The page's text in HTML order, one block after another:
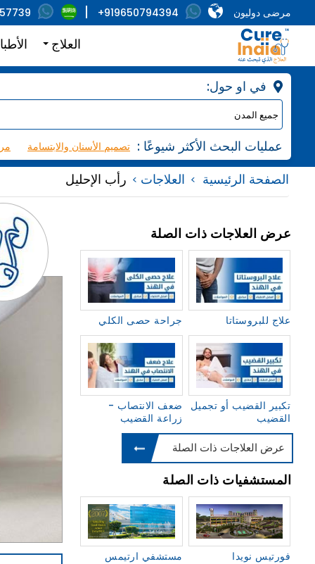
مرضى دوليون +919650794394
العلاج
: عمليات البحث الأكثر شيوعًا تصميم الأسنان والابتسامة
الصفحة الرئيسية العلاجات رأب الإحليل
عرض العلاجات ذات الصلة
جراحة حصى الكلي علاج للبروستاتا
ضعف الانتصاب -
زراعة القضيب
تكبير القضيب أو تجميل
القضيب
عرض العلاجات ذات الصلة
المستشفيات ذات الصلة
مستشفي ارتيمس فورتيس نويدا